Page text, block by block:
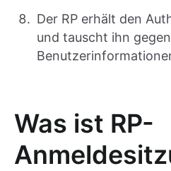
Der RP erhält den
und tauscht ihn
Was ist RP-